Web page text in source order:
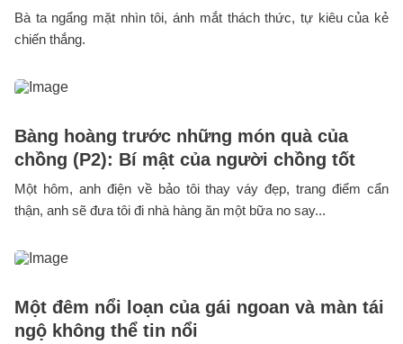
Bà ta ngẩng mặt nhìn tôi, ánh mắt thách thức, tự kiêu của kẻ
chiến thắng.
Bàng hoàng trước những món quà của
chồng (P2): Bí mật của người chồng tốt
Một hôm, anh điện về bảo tôi thay váy đẹp, trang điểm cẩn
thận, anh sẽ đưa tôi đi nhà hàng ăn một bữa no say...
Một đêm nổi loạn của gái ngoan và màn tái
ngộ không thể tin nổi